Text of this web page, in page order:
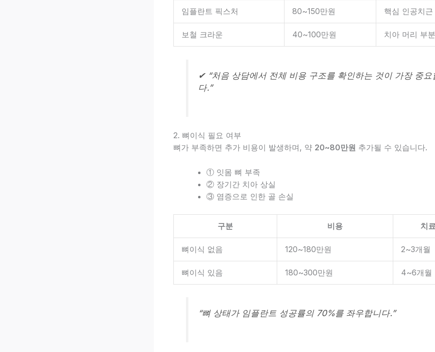
임플란트 픽스처 80~150만원 핵심 인공치근
보철 크라운 40~100만원 치아 머리 부분
✔ “처음 상담에서 전체 비용 구조를 확인하는 것이 가장 중요
다.”
2. 뼈이식 필요 여부
뼈가 부족하면 추가 비용이 발생하며, 약 20~80만원 추가될 수 있습니다.
① 잇몸 뼈 부족
② 장기간 치아 상실
③ 염증으로 인한 골 손실
구분 비용 치
뼈이식 없음 120~180만원 2~3개월
뼈이식 있음 180~300만원 4~6개월
“뼈 상태가 임플란트 성공률의 70%를 좌우합니다.”